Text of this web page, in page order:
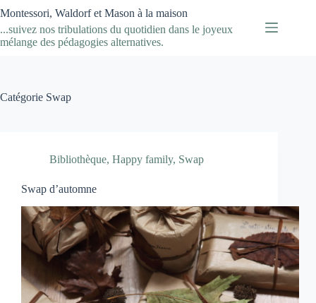
au
contenu
Montessori, Waldorf et Mason à la maison
...suivez nos tribulations du quotidien dans le joyeux
mélange des pédagogies alternatives.
Catégorie Swap
Bibliothèque, Happy family, Swap
Swap d’automne